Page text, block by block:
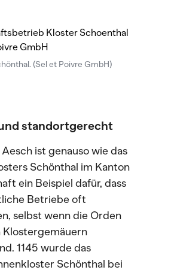
(Sel et Poivre GmbH)
standortgerecht
ist genauso wie das
Schönthal im Kanton
ein Beispiel dafür, dass
Betriebe oft
selbst wenn die Orden
Klostergemäuern
1145 wurde das
Schönthal bei